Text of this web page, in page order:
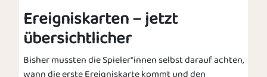
Ereigniskarten – jetzt
übersichtlicher
Bisher mussten die Spieler*innen selbst darauf achten,